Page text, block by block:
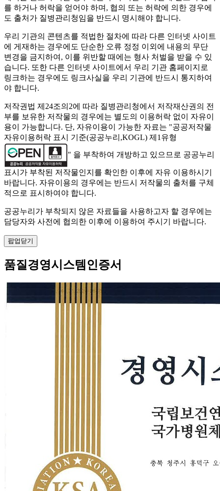
를 하거나 허락을 얻어야 하며, 협의 또는 허락에 의한 경우에
도 출처가 질병관리청임을 반드시 명시해야 합니다.
우리 기관의 콘텐츠를 적법한 절차에 따라 다른 인터넷 사이트
에 게재하는 경우에도 단순한 오류 정정 이외에 내용의 무단
변경을 금지하여, 이를 위반할 때에는 형사 처벌을 받을 수 있
습니다. 또한 다른 인터넷 사이트에서 우리 기관 홈페이지로
링크하는 경우에도 링크사실을 우리 기관에 반드시 통지하여
야 합니다.
저작권법 제24조의2에 따라 질병관리청에서 저작재산권의 전
부를 보유한 저작물의 경우에는 별도의 이용허락 없이 자유이
용이 가능합니다. 단, 자유이용이 가능한 자료는 "공공저작물
자유이용허락 표시 기준(공공누리,KOGL) 제1유형
" 을 부착하여 개방하고 있으므로 공공누리
표시가 부착된 저작물인지를 확인한 이후에 자유 이용하시기
바랍니다. 자유이용의 경우에는 반드시 저작물의 출처를 구체
적으로 표시하여야 합니다.
공공누리가 부착되지 않은 자료들을 사용하고자 할 경우에는
담당자와 사전에 협의한 이후에 이용하여 주시기 바랍니다.
팝업닫기
품질경영시스템인증서